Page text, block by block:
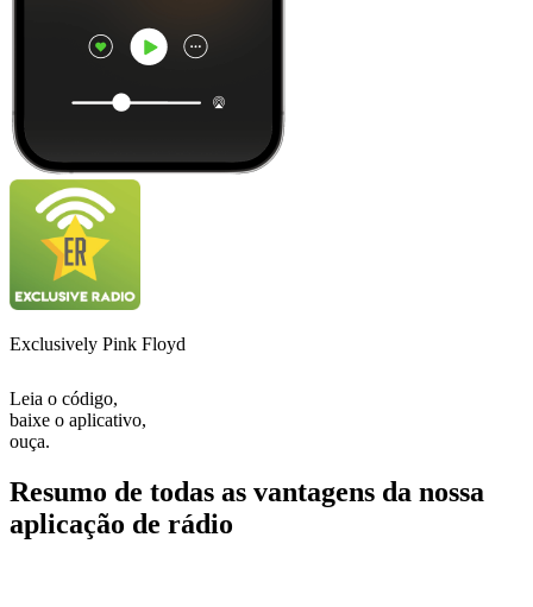
Exclusively Pink Floyd
Leia o código,
baixe o aplicativo,
ouça.
Resumo de todas as vantagens da nossa
aplicação de rádio